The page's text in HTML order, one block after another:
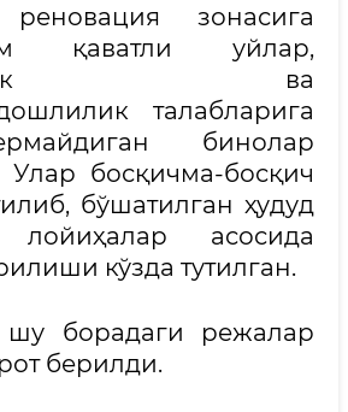
зонасига
қаватли уйлар,
ва
талабларига
бинолар
Улар босқичма-босқич
бўшатилган ҳудуд
лойиҳалар асосида
кўзда тутилган.
шу борадаги режалар
берилди.